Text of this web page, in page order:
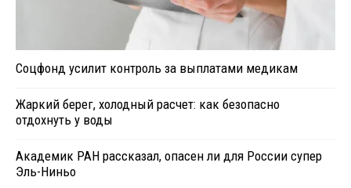
Соцфонд усилит контроль за выплатами медикам
Жаркий берег, холодный расчет: как безопасно
отдохнуть у воды
Академик РАН рассказал, опасен ли для России супер
Эль-Ниньо